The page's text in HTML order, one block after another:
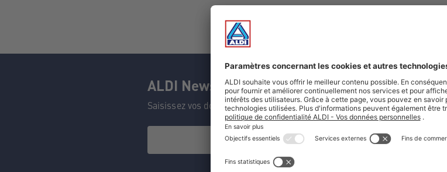
ALDI Newsletter
Saisissez vos données et ne manquez aucune de nos offres.